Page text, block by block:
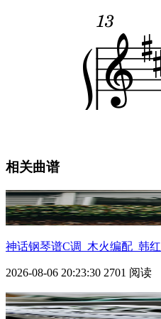
相关曲谱
神话钢琴谱C调_木火编配_韩红
2026-08-06 20:23:30 2701 阅读